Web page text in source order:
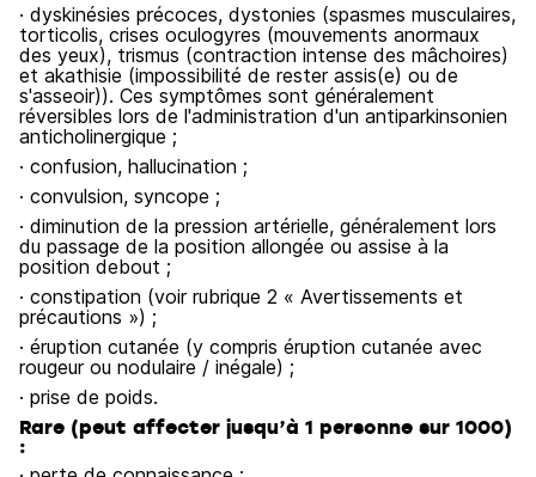
· dyskinésies précoces, dystonies (spasmes musculaires,
torticolis, crises oculogyres (mouvements anormaux
des yeux), trismus (contraction intense des mâchoires)
et akathisie (impossibilité de rester assis(e) ou de
s'asseoir)). Ces symptômes sont généralement
réversibles lors de l'administration d'un antiparkinsonien
anticholinergique ;
· confusion, hallucination ;
· convulsion, syncope ;
· diminution de la pression artérielle, généralement lors
du passage de la position allongée ou assise à la
position debout ;
· constipation (voir rubrique 2 « Avertissements et
précautions ») ;
· éruption cutanée (y compris éruption cutanée avec
rougeur ou nodulaire / inégale) ;
· prise de poids.
Rare (peut affecter jusqu’à 1 personne sur 1000)
: